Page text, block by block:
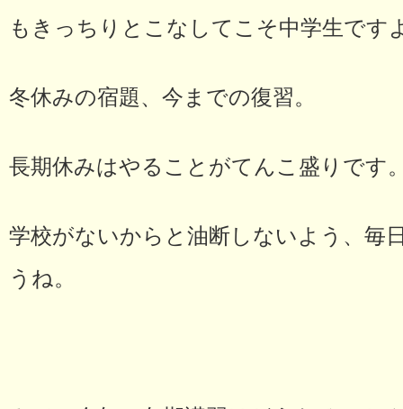
もきっちりとこなしてこそ中学生です
冬休みの宿題、今までの復習。
長期休みはやることがてんこ盛りです
学校がないからと油断しないよう、毎
うね。